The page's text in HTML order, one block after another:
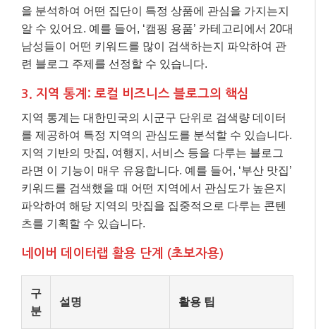
을 분석하여 어떤 집단이 특정 상품에 관심을 가지는지
알 수 있어요. 예를 들어, ‘캠핑 용품’ 카테고리에서 20대
남성들이 어떤 키워드를 많이 검색하는지 파악하여 관
련 블로그 주제를 선정할 수 있습니다.
3. 지역 통계: 로컬 비즈니스 블로그의 핵심
지역 통계는 대한민국의 시군구 단위로 검색량 데이터
를 제공하여 특정 지역의 관심도를 분석할 수 있습니다.
지역 기반의 맛집, 여행지, 서비스 등을 다루는 블로그
라면 이 기능이 매우 유용합니다. 예를 들어, ‘부산 맛집’
키워드를 검색했을 때 어떤 지역에서 관심도가 높은지
파악하여 해당 지역의 맛집을 집중적으로 다루는 콘텐
츠를 기획할 수 있습니다.
네이버 데이터랩 활용 단계 (초보자용)
구
분
설명 활용 팁